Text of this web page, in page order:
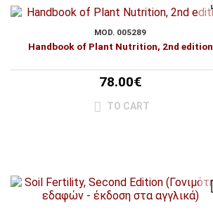
MOD. 005289
Handbook of Plant Nutrition, 2nd edition
78.00€
TO CART